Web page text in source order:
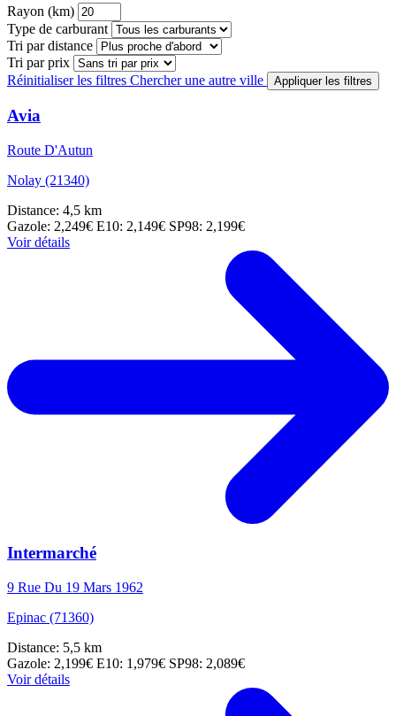
Rayon (km)
Type de carburant
Tri par distance
Tri par prix
Réinitialiser les filtres Chercher une autre ville Appliquer les filtres
Avia
Route D'Autun
Nolay (21340)
Distance: 4,5 km
Gazole: 2,249€ E10: 2,149€ SP98: 2,199€
Voir détails
Intermarché
9 Rue Du 19 Mars 1962
Epinac (71360)
Distance: 5,5 km
Gazole: 2,199€ E10: 1,979€ SP98: 2,089€
Voir détails